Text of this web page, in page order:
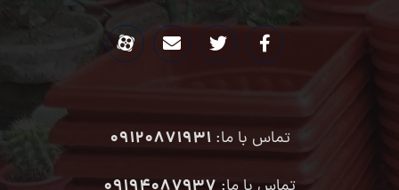
تماس با ما:09120871931